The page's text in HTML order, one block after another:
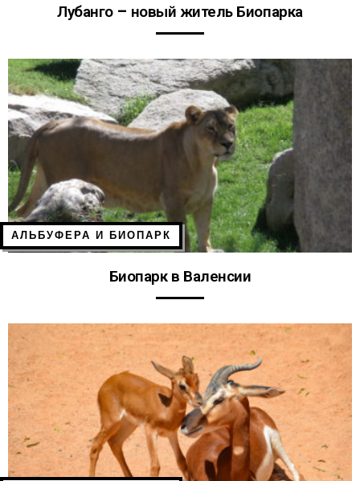
Лубанго – новый житель Биопарка
АЛЬБУФЕРА И БИОПАРК
Биопарк в Валенсии